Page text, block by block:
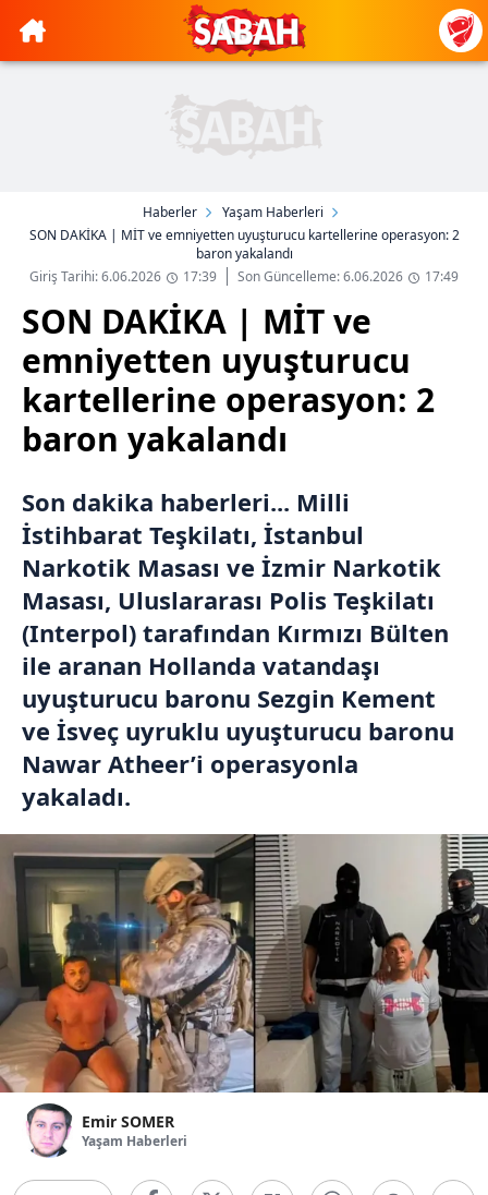
Haberler
Yaşam Haberleri
SON DAKİKA | MİT ve emniyetten uyuşturucu kartellerine operasyon: 2
baron yakalandı
Giriş Tarihi: 6.06.2026
17:39 Son Güncelleme: 6.06.2026 17:49
SON DAKİKA | MİT ve
emniyetten uyuşturucu
kartellerine operasyon: 2
baron yakalandı
Son dakika haberleri... Milli
İstihbarat Teşkilatı, İstanbul
Narkotik Masası ve İzmir Narkotik
Masası, Uluslararası Polis Teşkilatı
(Interpol) tarafından Kırmızı Bülten
ile aranan Hollanda vatandaşı
uyuşturucu baronu Sezgin Kement
ve İsveç uyruklu uyuşturucu baronu
Nawar Atheer’i operasyonla
yakaladı.
Emir SOMER
Yaşam Haberleri